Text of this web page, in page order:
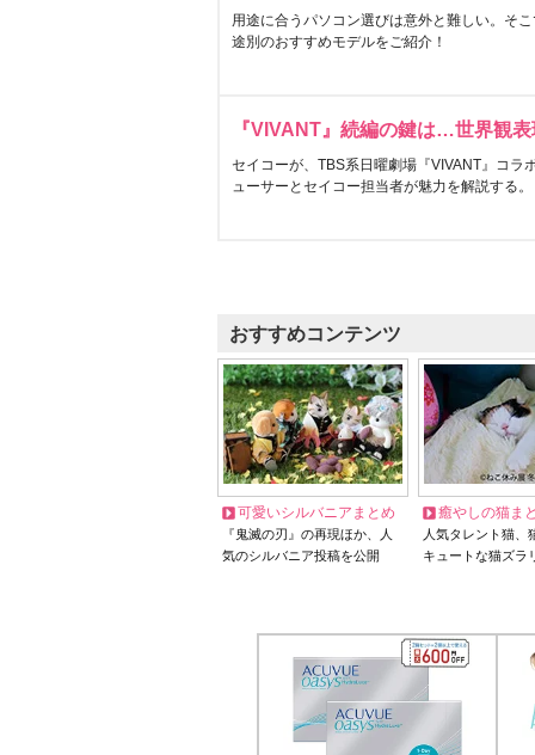
用途に合うパソコン選びは意外と難しい。そ
途別のおすすめモデルをご紹介！
『VIVANT』続編の鍵は…世界観
セイコーが、TBS系日曜劇場『VIVANT』コラ
ューサーとセイコー担当者が魅力を解説する。
おすすめコンテンツ
可愛いシルバニアまとめ
『鬼滅の刃』の再現ほか、人
気のシルバニア投稿を公開
癒やしの猫ま
人気タレント猫
キュートな猫ズラ